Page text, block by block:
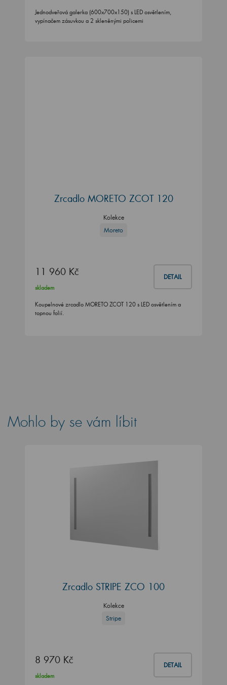
Jednodveřová galerka (600x700x150) s LED osvětlením,
vypínačem zásuvkou a 2 skleněnými policemi
Zrcadlo MORETO ZCOT 120
Kolekce
Moreto
11 960 Kč DETAIL
skladem
Koupelnové zrcadlo MORETO ZCOT 120 s LED osvětlením a
topnou folií.
Mohlo by se vám líbit
Zrcadlo STRIPE ZCO 100
Kolekce
Stripe
8 970 Kč DETAIL
skladem